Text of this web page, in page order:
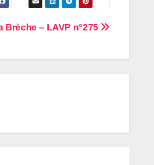
Brèche – LAVP n°275